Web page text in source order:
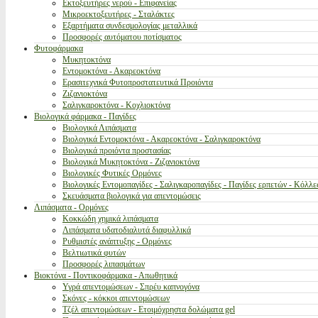
Εκτοξευτήρες νερού - Επιφανείας
Μικροεκτοξευτήρες - Σταλάκτες
Εξαρτήματα συνδεσμολογίας μεταλλικά
Προσφορές αυτόματου ποτίσματος
Φυτοφάρμακα
Μυκητοκτόνα
Εντομοκτόνα - Ακαρεοκτόνα
Ερασιτεχνικά Φυτοπροστατευτικά Προιόντα
Ζιζανιοκτόνα
Σαλιγκαροκτόνα - Κοχλιοκτόνα
Βιολογικά φάρμακα - Παγίδες
Βιολογικά Λιπάσματα
Βιολογικά Εντομοκτόνα - Ακαρεοκτόνα - Σαλιγκαροκτόνα
Βιολογικά προιόντα προστασίας
Βιολογικά Μυκητοκτόνα - Ζιζανιοκτόνα
Βιολογικές Φυτικές Ορμόνες
Βιολογικές Εντομοπαγίδες - Σαλιγκαροπαγίδες - Παγίδες ερπετών -
Σκευάσματα βιολογικά για απεντομώσεις
Λιπάσματα - Ορμόνες
Κοκκώδη χημικά λιπάσματα
Λιπάσματα υδατοδιαλυτά διαφυλλικά
Ρυθμιστές ανάπτυξης - Ορμόνες
Βελτιωτικά φυτών
Προσφορές λιπασμάτων
Βιοκτόνα - Ποντικοφάρμακα - Απωθητικά
Υγρά απεντομώσεων - Σπρέυ καπνογόνα
Σκόνες - κόκκοι απεντομώσεων
Τζέλ απεντομώσεων - Ετοιμόχρηστα δολώματα gel